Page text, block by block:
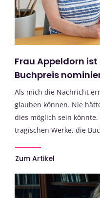
Frau Appeldorn
Buchpreis
Als mich die Nachricht
glauben können. Nie
dies möglich sein
tragischen Werke, die
Zum Artikel